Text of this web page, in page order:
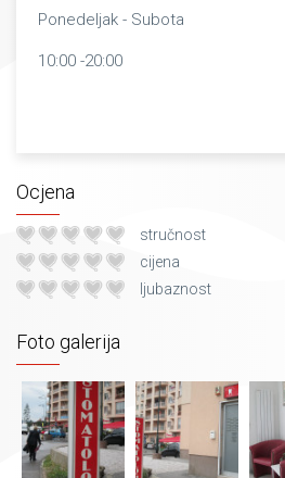
Ponedeljak - Subota
10:00 -20:00
Ocjena
stručnost
cijena
ljubaznost
Foto galerija